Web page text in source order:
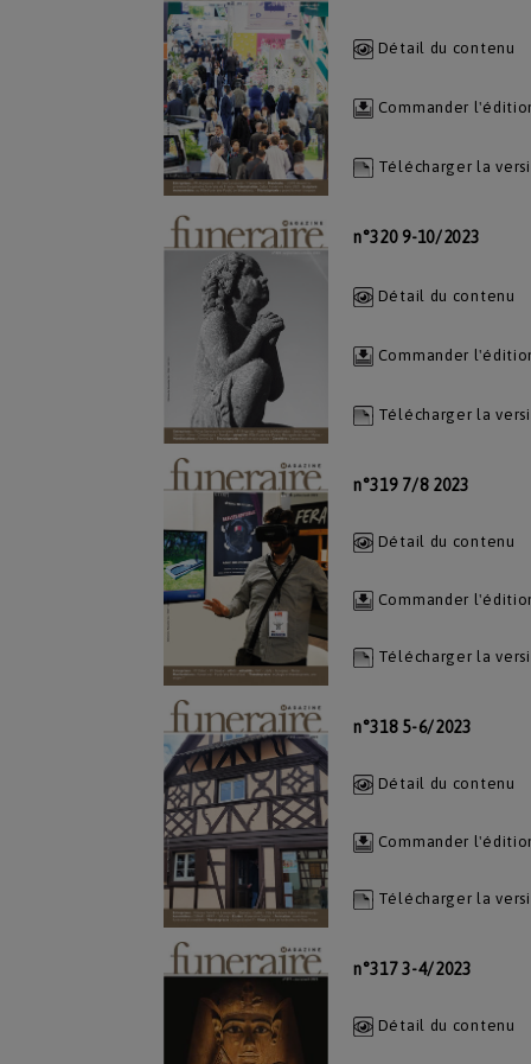
Détail du contenu
Commander
Télécharger la
n°320 9-10/2023
Détail du contenu
Commander
Télécharger la
n°319 7/8 2023
Détail du contenu
Commander
Télécharger la
n°318 5-6/2023
Détail du contenu
Commander
Télécharger la
n°317 3-4/2023
Détail du contenu